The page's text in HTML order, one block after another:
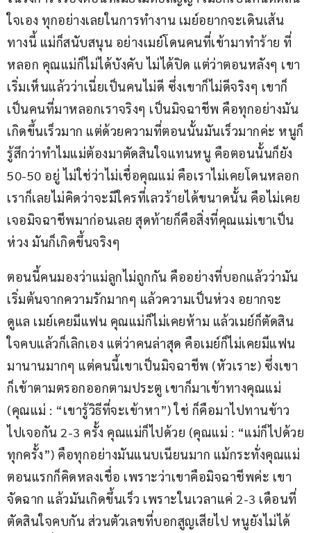
ใจเอง ทุกอย่างเลยในการทำงาน เมย์อยากจะเดินเส้น
ทางนี้ แม่ก็สนับสนุน อย่างเมย์โดนคนที่เข้ามาทำร้าย ที่
หลอก คุณแม่ก็ไม่ได้บังคับ ไม่ได้ปิด แต่ว่าตอนหลังๆ เขา
เริ่มเห็นแล้วว่าเนี่ยเป็นคนไม่ดี ซึ่งเขาก็ไม่ดีจริงๆ เขาก็
เป็นคนที่มาหลอกเราจริงๆ เป็นมิจฉาชีพ คือทุกอย่างมัน
เกิดขึ้นเร็วมาก แต่ด้วยความที่ตอนนั้นมันเร็วมากค่ะ หนูก็
รู้สึกว่าทำไมแม่ต้องมาตัดสินใจแทนหนู คือตอนนั้นก็ยัง
50-50 อยู่ ไม่ใช่ว่าไม่เชื่อคุณแม่ คือเราไม่เคยโดนหลอก
เราก็เลยไม่คิดว่าจะมีใครที่เลวร้ายได้ขนาดนั้น คือไม่เคย
เจอมิจฉาชีพมาก่อนเลย สุดท้ายก็คือสิ่งที่คุณแม่เขาเป็น
ห่วง มันก็เกิดขึ้นจริงๆ
ตอนนี้คนมองว่าแม่ลูกไม่ถูกกัน คืออย่างที่บอกแล้วว่ามัน
เริ่มต้นจากความรักมากๆ แล้วความเป็นห่วง อยากจะ
ดูแล เมย์เคยมีแฟน คุณแม่ก็ไม่เคยห้าม แล้วเมย์ก็ตัดสิน
ใจคบแล้วก็เลิกเอง แต่ว่าคนล่าสุด คือเมย์ก็ไม่เคยมีแฟน
มานานมากๆ แต่คนนี้เขาเป็นมิจฉาชีพ (หัวเราะ) ซึ่งเขา
ก็เข้าตามตรอกออกตามประตู เขาก็มาเข้าทางคุณแม่
(คุณแม่ : “เขารู้วิธีที่จะเข้าหา”) ใช่ ก็คือมาไปทานข้าว
ไปเจอกัน 2-3 ครั้ง คุณแม่ก็ไปด้วย (คุณแม่ : “แม่ก็ไปด้วย
ทุกครั้ง”) คือทุกอย่างมันแนบเนียนมาก แม้กระทั่งคุณแม่
ตอนแรกก็คิดหลงเชื่อ เพราะว่าเขาคือมิจฉาชีพค่ะ เขา
จัดฉาก แล้วมันเกิดขึ้นเร็ว เพราะในเวลาแค่ 2-3 เดือนที่
ตัดสินใจคบกัน ส่วนตัวเลขที่บอกสูญเสียไป หนูยังไม่ได้